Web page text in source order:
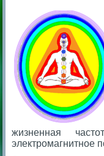
жизненная
электромагнитное